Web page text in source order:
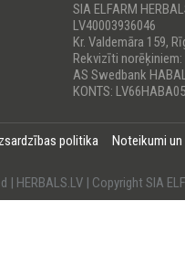
SIA ELFARM
LV40003936046
Kr. Valdemāra 159,
Rekvizīti norēķiniem:
AS Swedbank
KONTS:
politika Noteikumi
| HERBALS.LV | Copyright SIA